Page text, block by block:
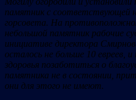
памятник с соответствующей
горсовета. На
небольшой памятник рабочие
инициативе директора
осталось не больше 10 евреев,
здоровья позаботиться о
памятника не в состоянии,
они для этого не имеют.